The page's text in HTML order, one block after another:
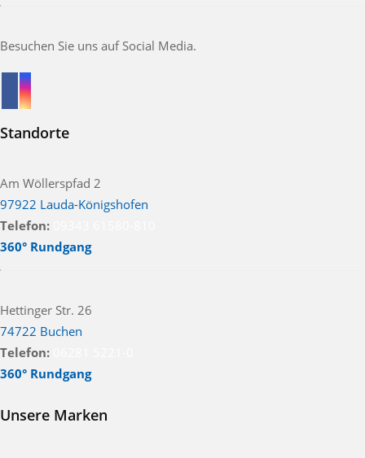
Besuchen Sie uns auf Social Media.
Standorte
Am Wöllerspfad 2
97922 Lauda-Königshofen
Telefon:
360° Rundgang
Hettinger Str. 26
74722 Buchen
Telefon:
360° Rundgang
Unsere Marken